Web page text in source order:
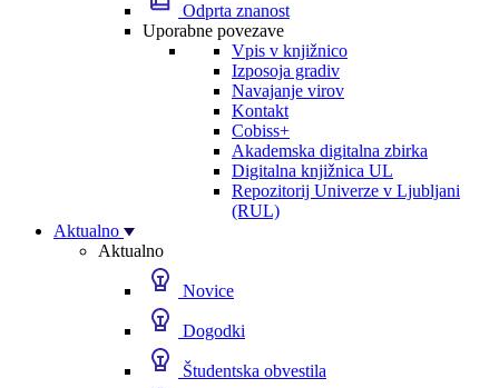
Odprta znanost
Uporabne povezave
Vpis v knjižnico
Izposoja gradiv
Navajanje virov
Kontakt
Cobiss+
Akademska digitalna zbirka
Digitalna knjižnica UL
Repozitorij Univerze v Ljubljani
(RUL)
Aktualno
Aktualno
Novice
Dogodki
Študentska obvestila